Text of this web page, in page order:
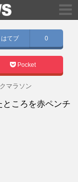
はてブ 0
Pocket
マラソン
ころを赤ペンチ